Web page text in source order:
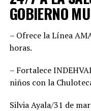
equipo basado en el
posición fue revisada
seguros de que
convicción de
por mujeres y
comprometidos con
GOBIERNO
– Ofrece la Línea
horas.
– Fortalece
niños con la
Silvia Ayala/31 de